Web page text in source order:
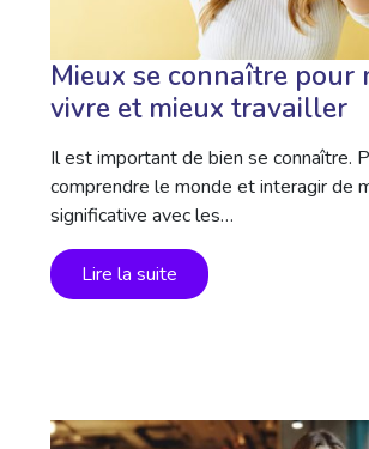
Mieux se connaître pour
vivre et mieux travailler
Il est important de bien se connaître.
comprendre le monde et interagir de
significative avec les…
Lire la suite